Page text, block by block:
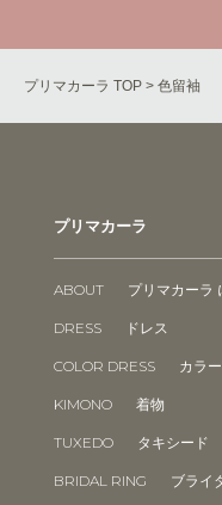
プリマカーラ TOP > 色留袖
プリマカーラ
ABOUT プリマカーラ
DRESS ドレス
COLOR DRESS カラ
KIMONO 着物
TUXEDO タキシード
BRIDAL RING ブライ